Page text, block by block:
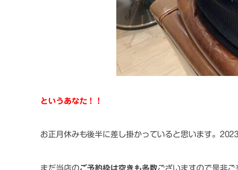
というあなた！！
お正月休みも後半に差し掛かっていると思います。
まだ当店のご予約枠は空きも多数ございますので是非ご